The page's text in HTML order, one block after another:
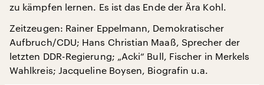
zu kämpfen lernen. Es ist das Ende der Ära Kohl.
Zeitzeugen: Rainer Eppelmann, Demokratischer
Aufbruch/CDU; Hans Christian Maaß, Sprecher der
letzten DDR-Regierung; „Acki“ Bull, Fischer in Merkels
Wahlkreis; Jacqueline Boysen, Biografin u.a.